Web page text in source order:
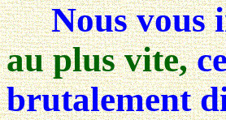
Nous vous
au plus vite,
brutalement